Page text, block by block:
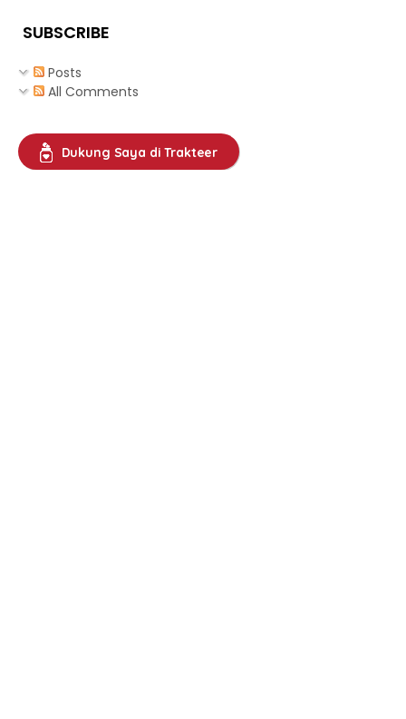
SUBSCRIBE
Posts
All Comments
Dukung Saya di Trakteer